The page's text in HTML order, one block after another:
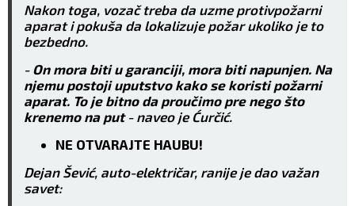
Nakon toga, vozač treba da uzme protivpožarni
aparat i pokuša da lokalizuje požar ukoliko je to
bezbedno.
- On mora biti u garanciji, mora biti napunjen. Na
njemu postoji uputstvo kako se koristi požarni
aparat. To je bitno da proučimo pre nego što
krenemo na put - naveo je Ćurčić.
NE OTVARAJTE HAUBU!
Dejan Šević, auto-električar, ranije je dao važan
savet: